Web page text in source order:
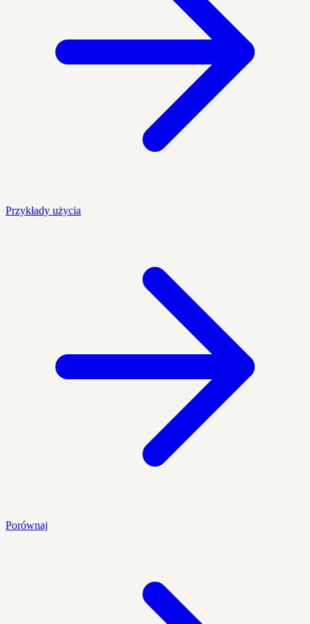
Przykłady użycia
Porównaj